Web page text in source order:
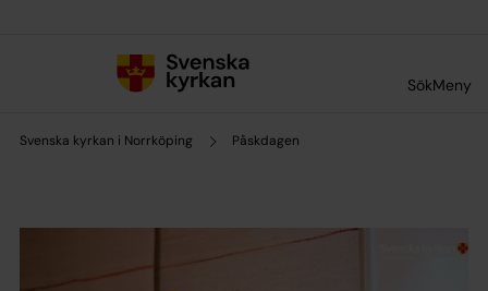
SökMeny
Svenska kyrkan i Norrköping Påskdagen